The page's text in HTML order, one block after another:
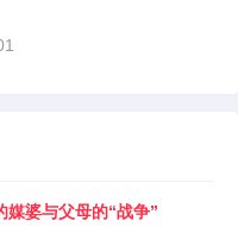
婆与父母的“战争”